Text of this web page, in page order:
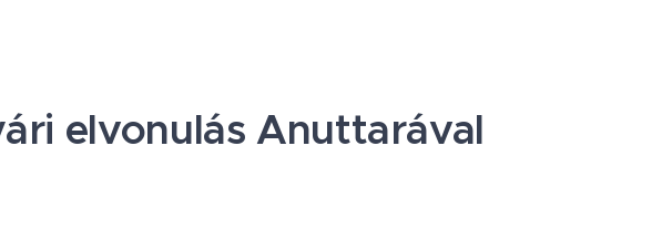
elvonulás Anuttarával